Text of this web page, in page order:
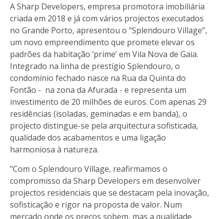
A Sharp Developers, empresa promotora imobiliária
criada em 2018 e já com vários projectos executados
no Grande Porto, apresentou o “Splendouro Village”,
um novo empreendimento que promete elevar os
padrões da habitação ‘prime’ em Vila Nova de Gaia.
Integrado na linha de prestígio Splendouro, o
condomínio fechado nasce na Rua da Quinta do
Fontão - na zona da Afurada - e representa um
investimento de 20 milhões de euros. Com apenas 29
residências (isoladas, geminadas e em banda), o
projecto distingue-se pela arquitectura sofisticada,
qualidade dos acabamentos e uma ligação
harmoniosa à natureza.
"Com o Splendouro Village, reafirmamos o
compromisso da Sharp Developers em desenvolver
projectos residenciais que se destacam pela inovação,
sofisticação e rigor na proposta de valor. Num
mercado onde os preços sobem, mas a qualidade